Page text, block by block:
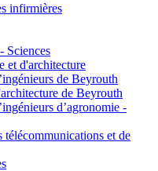
infirmières
Sciences
et d'architecture
de Beyrouth
de Beyrouth
d’agronomie -
télécommunications et de